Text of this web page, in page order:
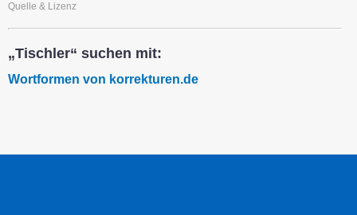
Quelle & Lizenz
„Tischler“ suchen mit:
Wortformen von korrekturen.de